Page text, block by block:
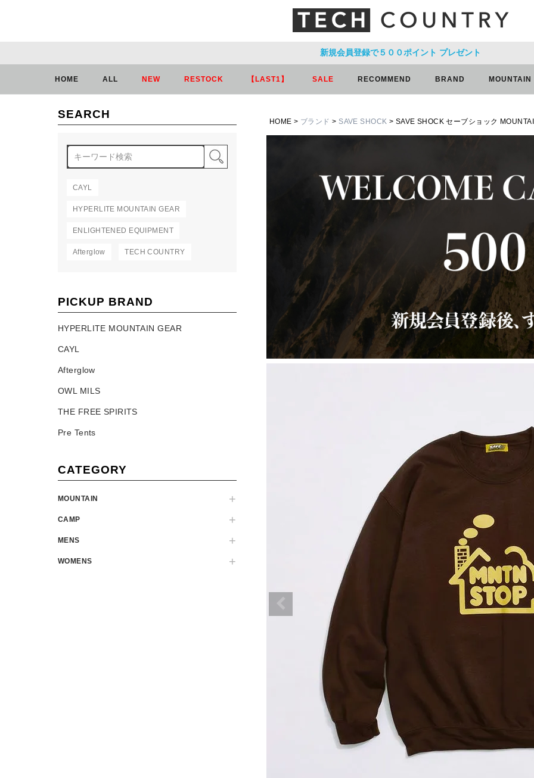
新規会員登録で５００ポイント プレゼント
HOME ALL NEW RESTOCK 【LAST1】 SALE RECOMMEND BRAND MOUNTAIN
SEARCH
CAYL
HYPERLITE MOUNTAIN GEAR
ENLIGHTENED EQUIPMENT
Afterglow TECH COUNTRY
PICKUP BRAND
HYPERLITE MOUNTAIN GEAR
CAYL
Afterglow
OWL MILS
THE FREE SPIRITS
Pre Tents
CATEGORY
MOUNTAIN
CAMP
MENS
WOMENS
HOME ブランド SAVE SHOCK SAVE SHOCK セーブショック